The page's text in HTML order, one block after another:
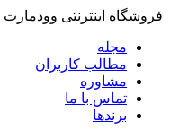
فروشگاه اینترنتی وودمارت
مجله
مطالب کاربران
مشاوره
تماس با ما
برندها